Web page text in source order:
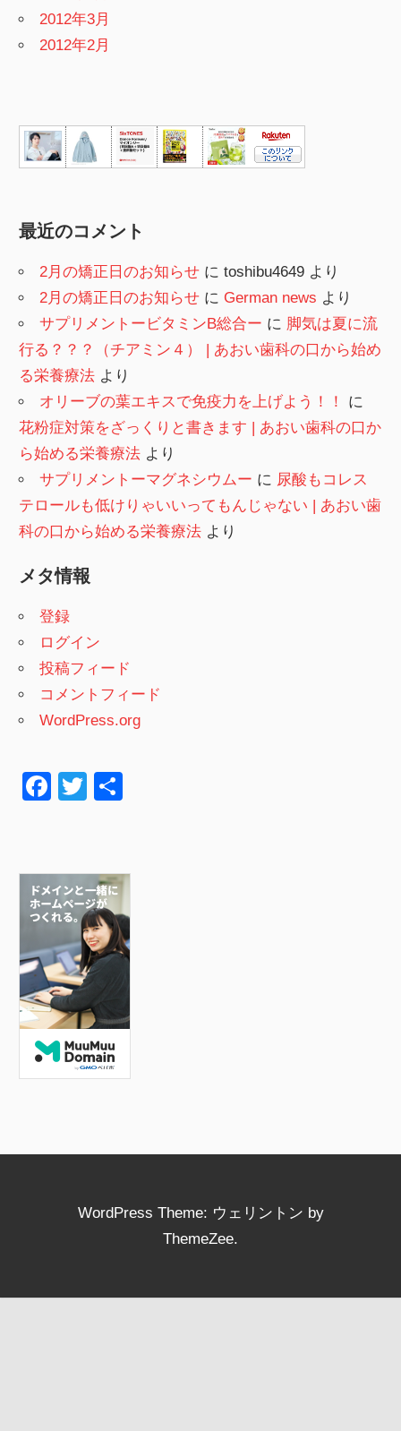
2012年3月
2012年2月
最近のコメント
2月の矯正日のお知らせ にtoshibu4649 より
2月の矯正日のお知らせ に German news より
サプリメントービタミンB総合ー に 脚気は夏に流
行る？？？（チアミン４） | あおい歯科の口から始め
る栄養療法 より
オリーブの葉エキスで免疫力を上げよう！！
に
花粉症対策をざっくりと書きます | あおい歯科の口か
ら始める栄養療法 より
サプリメントーマグネシウムー に 尿酸もコレス
テロールも低けりゃいいってもんじゃない | あおい歯
科の口から始める栄養療法 より
メタ情報
登録
ログイン
投稿フィード
コメントフィード
WordPress.org
F
e
b
o
o
k
T
er
WordPress Theme: ウェリントン by
ThemeZee.